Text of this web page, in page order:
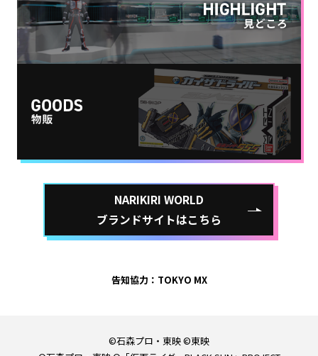
NARIKIRI WORLD
ブランドサイトはこちら
告知協力：TOKYO MX
©石森プロ・東映 ©東映